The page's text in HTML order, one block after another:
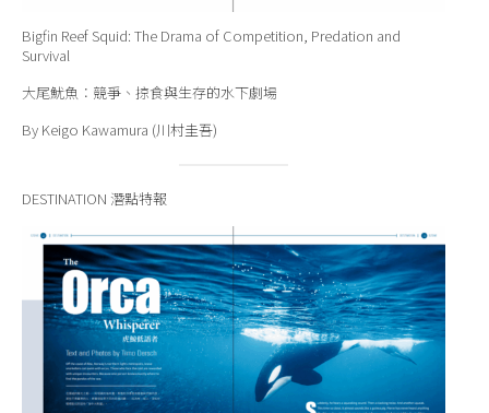
Bigfin Reef Squid: The Drama of Competition, Predation and
Survival
大尾魷魚：競爭、掠食與生存的水下劇場
By Keigo Kawamura (川村圭吾)
DESTINATION 潛點特報